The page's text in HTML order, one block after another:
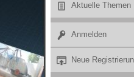
Aktuelle Themen
Anmelden
Neue